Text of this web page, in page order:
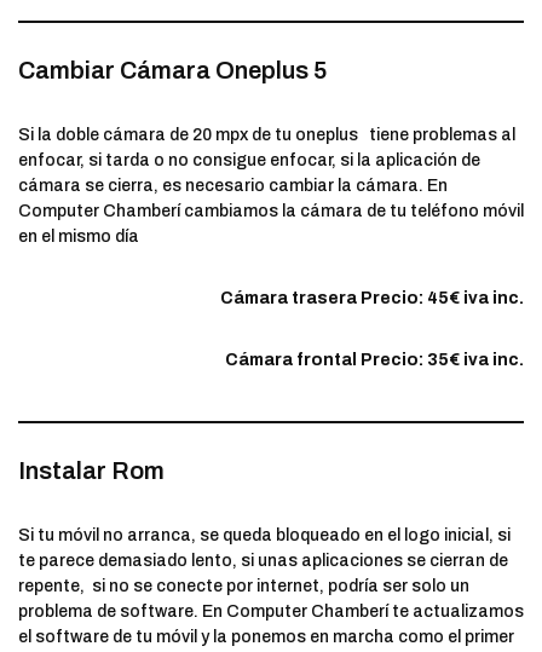
Cambiar Cámara Oneplus 5
Si la doble cámara de 20 mpx de tu oneplus tiene problemas al
enfocar, si tarda o no consigue enfocar, si la aplicación de
cámara se cierra, es necesario cambiar la cámara. En
Computer Chamberí cambiamos la cámara de tu teléfono móvil
en el mismo día
Cámara trasera Precio: 45€ iva inc.
Cámara frontal Precio: 35€ iva inc.
Instalar Rom
Si tu móvil no arranca, se queda bloqueado en el logo inicial, si
te parece demasiado lento, si unas aplicaciones se cierran de
repente, si no se conecte por internet, podría ser solo un
problema de software. En Computer Chamberí te actualizamos
el software de tu móvil y la ponemos en marcha como el primer